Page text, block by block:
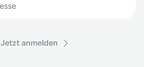
Jetzt anmelden